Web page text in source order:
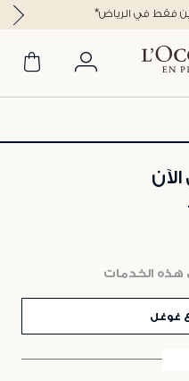
فقط في الرياض
هذه الخدمات
غوغل